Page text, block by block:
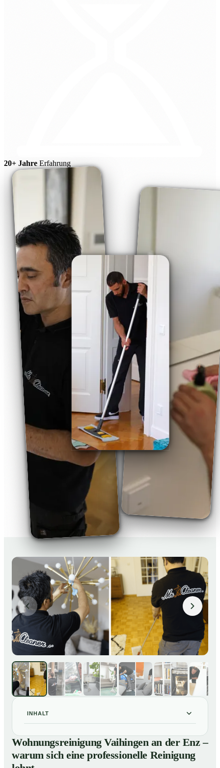
20+ Jahre Erfahrung
INHALT
01 Wohnungsreinigung Vaihingen an der Enz – warum
sich eine professionelle Reinigung lohnt
Unsere Leistungen im Überblick
Wohnungsreinigung Vaihingen an der Enz –
warum sich eine professionelle Reinigung